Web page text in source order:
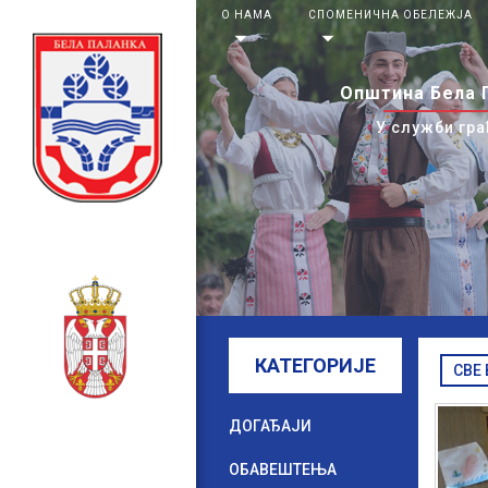
О НАМА
arrow_drop_down
СПОМЕНИЧНА ОБЕЛЕЖЈА
arrow_drop_down
Општина Бела
У служби
КАТЕГОРИЈЕ
ДОГАЂАЈИ
ОБАВЕШТЕЊА
СВЕ